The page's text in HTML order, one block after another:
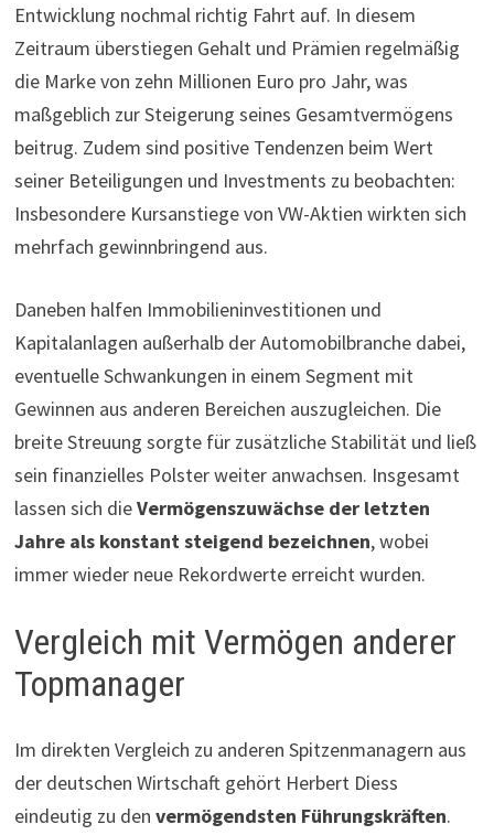
Entwicklung nochmal richtig Fahrt auf. In diesem
Zeitraum überstiegen Gehalt und Prämien regelmäßig
die Marke von zehn Millionen Euro pro Jahr, was
maßgeblich zur Steigerung seines Gesamtvermögens
beitrug. Zudem sind positive Tendenzen beim Wert
seiner Beteiligungen und Investments zu beobachten:
Insbesondere Kursanstiege von VW-Aktien wirkten sich
mehrfach gewinnbringend aus.
Daneben halfen Immobilieninvestitionen und
Kapitalanlagen außerhalb der Automobilbranche dabei,
eventuelle Schwankungen in einem Segment mit
Gewinnen aus anderen Bereichen auszugleichen. Die
breite Streuung sorgte für zusätzliche Stabilität und ließ
sein finanzielles Polster weiter anwachsen. Insgesamt
lassen sich dieVermögenszuwächse der letzten
Jahre als konstant steigend bezeichnen, wobei
immer wieder neue Rekordwerte erreicht wurden.
Vergleich mit Vermögen anderer
Topmanager
Im direkten Vergleich zu anderen Spitzenmanagern aus
der deutschen Wirtschaft gehört Herbert Diess
eindeutig zu den vermögendsten Führungskräften.